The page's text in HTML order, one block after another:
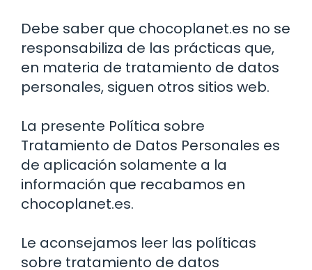
Debe saber que chocoplanet.es no se
responsabiliza de las prácticas que,
en materia de tratamiento de datos
personales, siguen otros sitios web.
La presente Política sobre
Tratamiento de Datos Personales es
de aplicación solamente a la
información que recabamos en
chocoplanet.es.
Le aconsejamos leer las políticas
sobre tratamiento de datos